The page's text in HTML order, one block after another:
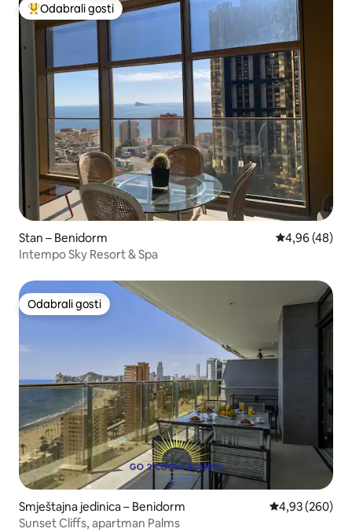
Među najviše rangiranima s oznakom „Odabrali gosti”
Odabrali gosti
Stan – Benidorm Prosječna
4,96 (48)
Intempo Sky Resort & Spa
Odabrali gosti
Odabrali gosti
Smještajna jedinica – Benidorm Prosječna
4,93 (260)
Sunset Cliffs, apartman Palms